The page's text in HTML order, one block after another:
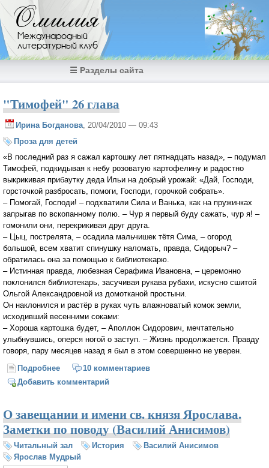
Перейти к основному содержанию
Омилия
Международный
литературный клуб
☰ Разделы сайта
"Тимофей" 26 глава
Ирина Богданова , 20/04/2010 — 09:43
Проза для детей
«В последний раз я сажал картошку лет пятнадцать назад», – подумал
Тимофей, подкидывая к небу розоватую картофелину и радостно
выкрикивая прибаутку деда Ильи на добрый урожай: «Дай, Господи,
горсточкой разбросать, помоги, Господи, горочкой собрать».
– Помогай, Господи! – подхватили Сила и Ванька, как на пружинках
запрыгав по вскопанному полю. – Чур я первый буду сажать, чур я! –
гомонили они, перекрикивая друг друга.
– Цыц, пострелята, – осадила мальчишек тётя Сима, – огород
большой, всем хватит спинушку наломать, правда, Сидорыч? –
обратилась она за помощью к библиотекарю.
– Истинная правда, любезная Серафима Ивановна, – церемонно
поклонился библиотекарь, засучивая рукава рубахи, искусно сшитой
Ольгой Александровной из домотканой простыни.
Он наклонился и растёр в руках чуть влажноватый комок земли,
исходивший весенними соками:
– Хороша картошка будет, – Аполлон Сидорович, мечтательно
улыбнувшись, оперся ногой о заступ. – Жизнь продолжается. Правду
говоря, пару месяцев назад я был в этом совершенно не уверен.
Подробнее о "Тимофей" 26 глава
10 комментариев
Добавить комментарий
О завещании и имени св. князя Ярослава.
Заметки по поводу (Василий Анисимов)
Читальный зал История
Василий Анисимов
Ярослав Мудрый